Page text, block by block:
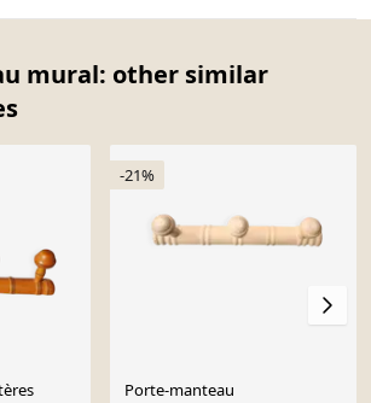
mural: other similar
-21%
Porte-manteau